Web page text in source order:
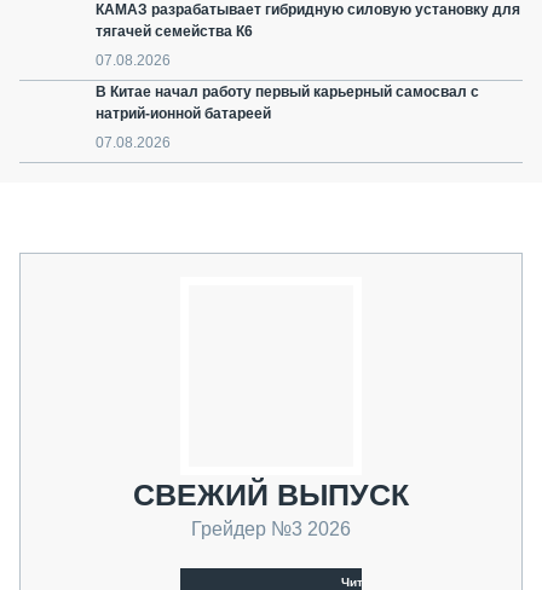
КАМАЗ разрабатывает гибридную силовую установку для
тягачей семейства К6
07.08.2026
В Китае начал работу первый карьерный самосвал с
натрий-ионной батареей
07.08.2026
СВЕЖИЙ ВЫПУСК
Грейдер №3 2026
Читать